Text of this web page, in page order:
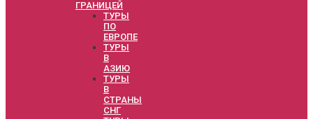
ГРАНИЦЕЙ
ТУРЫ
ПО
ЕВРОПЕ
ТУРЫ
В
АЗИЮ
ТУРЫ
В
СТРАНЫ
СНГ